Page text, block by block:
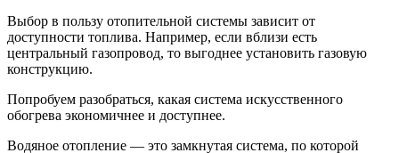
Выбор в пользу отопительной системы зависит от
доступности топлива. Например, если вблизи есть
центральный газопровод, то выгоднее установить газовую
конструкцию.
Попробуем разобраться, какая система искусственного
обогрева экономичнее и доступнее.
Водяное отопление — это замкнутая система, по которой